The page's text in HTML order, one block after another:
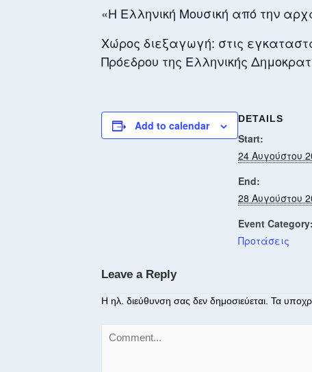
«Η Ελληνική Μουσική από την
Χώρος διεξαγωγή: στις
Πρόεδρου της Ελληνικής
Add to calendar DETAILS
Start:
24 Αυγούστου
End:
28 Αυγούστου
Event Category:
Προτάσεις
Leave a Reply
Η ηλ. διεύθυνση σας δεν δημοσιεύεται. Τα